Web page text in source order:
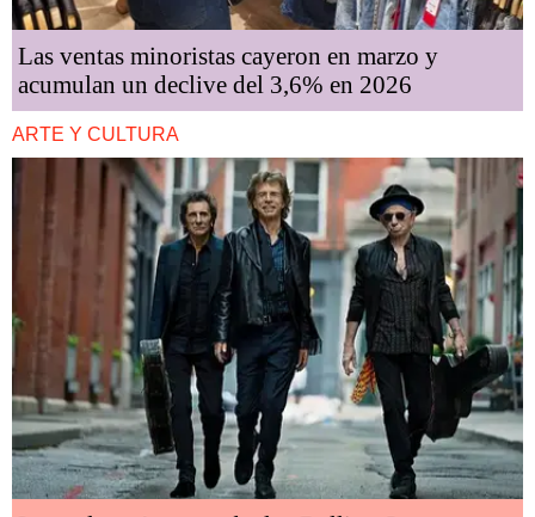
Las ventas minoristas cayeron en marzo y
acumulan un declive del 3,6% en 2026
ARTE Y CULTURA